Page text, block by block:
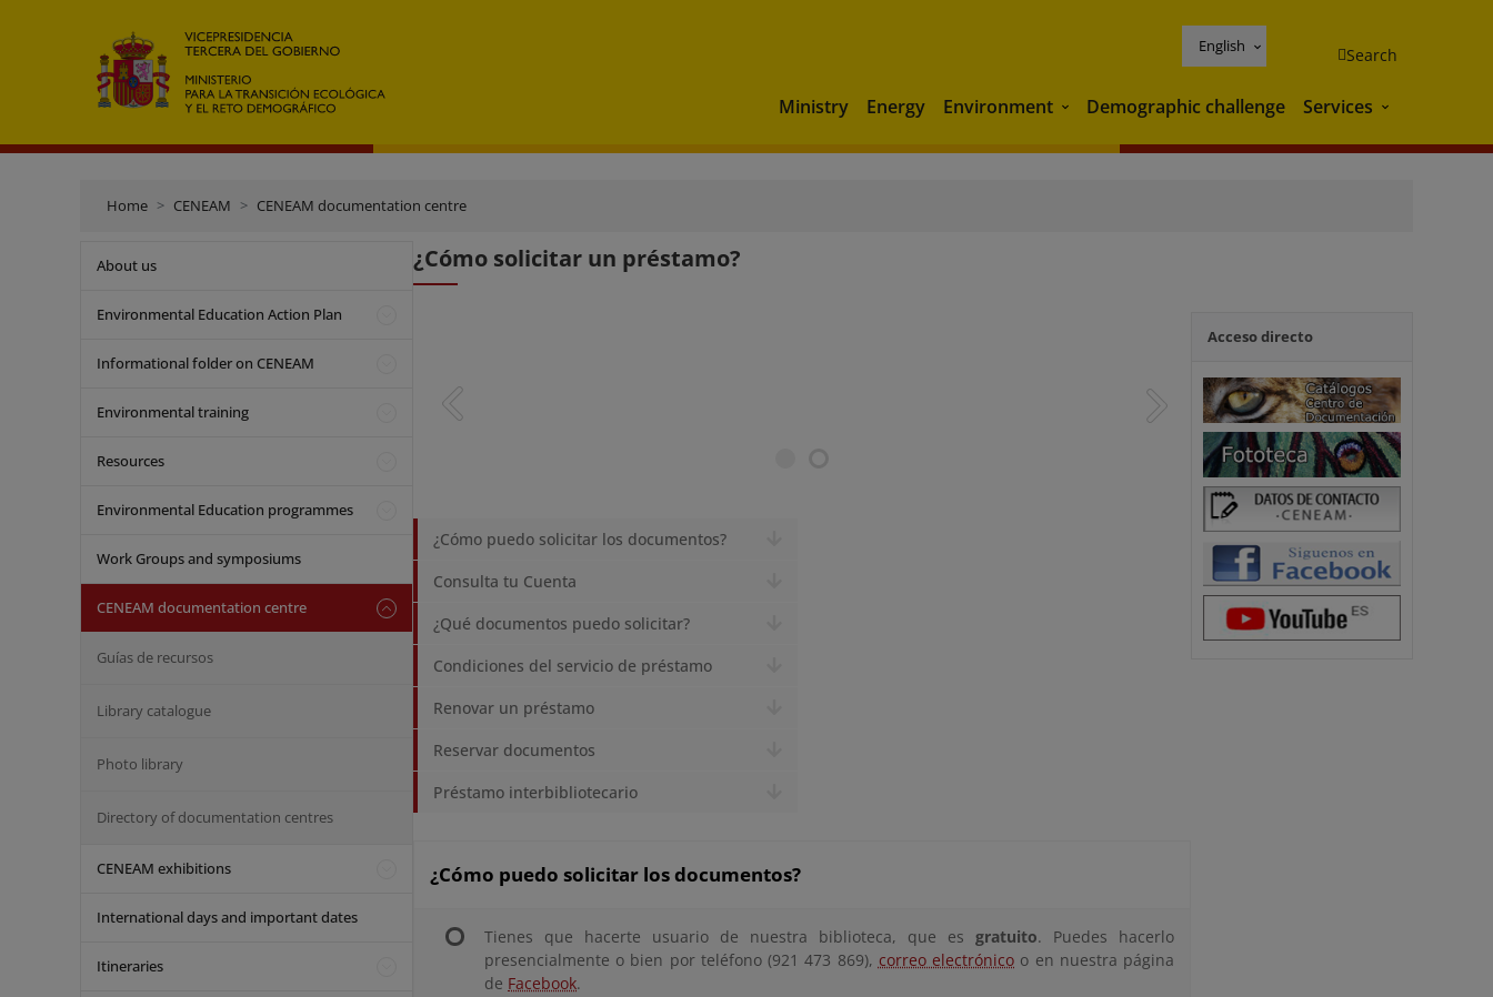
English Search
Ministry Energy Environment Environment
Demographic challenge Services Services
Home CENEAM CENEAM documentation centre
About us
Environmental Education Action Plan
Informational folder on CENEAM
Environmental training
Resources
Environmental Education programmes
Work Groups and symposiums
CENEAM documentation centre
Guías de recursos
Library catalogue
Photo library
Directory of documentation centres
CENEAM exhibitions
International days and important dates
Itineraries
¿Cómo solicitar un préstamo?
¿Cómo puedo solicitar los documentos?
Consulta tu Cuenta
¿Qué documentos puedo solicitar?
Condiciones del servicio de préstamo
Renovar un préstamo
Reservar documentos
Préstamo interbibliotecario
¿Cómo puedo solicitar los documentos?
Tienes que hacerte usuario de nuestra biblioteca, que es gratuito. Puedes hacerlo
presencialmente o bien por teléfono (921 473 869), correo electrónico o en nuestra página
de Facebook.
Acceso directo